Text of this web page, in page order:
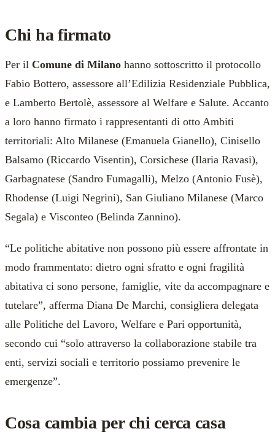
Chi ha firmato
Per il Comune di Milano hanno sottoscritto il protocollo
Fabio Bottero, assessore all’Edilizia Residenziale Pubblica,
e Lamberto Bertolè, assessore al Welfare e Salute. Accanto
a loro hanno firmato i rappresentanti di otto Ambiti
territoriali: Alto Milanese (Emanuela Gianello), Cinisello
Balsamo (Riccardo Visentin), Corsichese (Ilaria Ravasi),
Garbagnatese (Sandro Fumagalli), Melzo (Antonio Fusè),
Rhodense (Luigi Negrini), San Giuliano Milanese (Marco
Segala) e Visconteo (Belinda Zannino).
“Le politiche abitative non possono più essere affrontate in
modo frammentato: dietro ogni sfratto e ogni fragilità
abitativa ci sono persone, famiglie, vite da accompagnare e
tutelare”, afferma Diana De Marchi, consigliera delegata
alle Politiche del Lavoro, Welfare e Pari opportunità,
secondo cui “solo attraverso la collaborazione stabile tra
enti, servizi sociali e territorio possiamo prevenire le
emergenze”.
Cosa cambia per chi cerca casa